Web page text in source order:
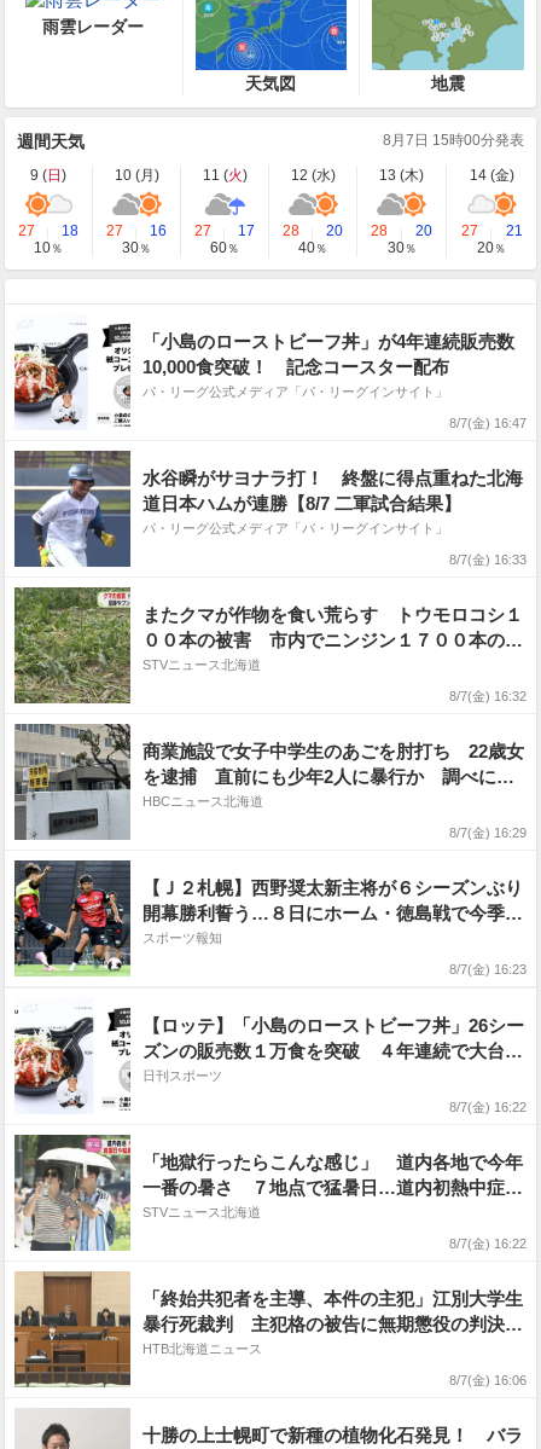
雨雲レーダー
天気図 地震
週間天気 8月7日 15時00分発表
9 (日 ) 10 (月 ) 11 (火) 12 (水) 13 (木) 14 (金)
27
18
10％
27
16
30％
27
17
60％
28
20
40％
28
20
30％
27
21
20％
「小島のローストビーフ丼」が4年連続販売数
10,000食突破！ 記念コースター配布
パ・リーグ公式メディア「パ・リーグインサイト」
8/7(金) 16:47
水谷瞬がサヨナラ打！ 終盤に得点重ねた北海
道日本ハムが連勝【8/7 二軍試合結果】
パ・リーグ公式メディア「パ・リーグインサイト」
8/7(金) 16:33
またクマが作物を食い荒らす トウモロコシ１
００本の被害 市内でニンジン１７００本の食
害も…函館市
STVニュース北海道
8/7(金) 16:32
商業施設で女子中学生のあごを肘打ち 22歳女
を逮捕 直前にも少年2人に暴行か 調べに黙
秘 北海道千歳市
HBCニュース北海道
8/7(金) 16:29
【Ｊ２札幌】西野奨太新主将が６シーズンぶり
開幕勝利誓う…８日にホーム・徳島戦で今季初
戦「この一戦でどういうシーズンを歩めるかが
スポーツ報知
8/7(金) 16:23
【ロッテ】「小島のローストビーフ丼」26シー
ズンの販売数１万食を突破 ４年連続で大台突
破
日刊スポーツ
8/7(金) 16:22
「地獄行ったらこんな感じ」 道内各地で今年
一番の暑さ ７地点で猛暑日…道内初熱中症警
戒アラートも
STVニュース北海道
8/7(金) 16:22
「終始共犯者を主導、本件の主犯」江別大学生
暴行死裁判 主犯格の被告に無期懲役の判決
札幌地裁
HTB北海道ニュース
8/7(金) 16:06
十勝の上士幌町で新種の植物化石発見！ バラ